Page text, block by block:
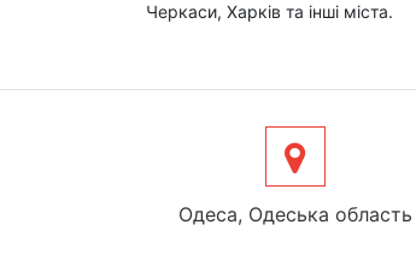
Черкаси, Харків та інші міста.
Одеса, Одеська область